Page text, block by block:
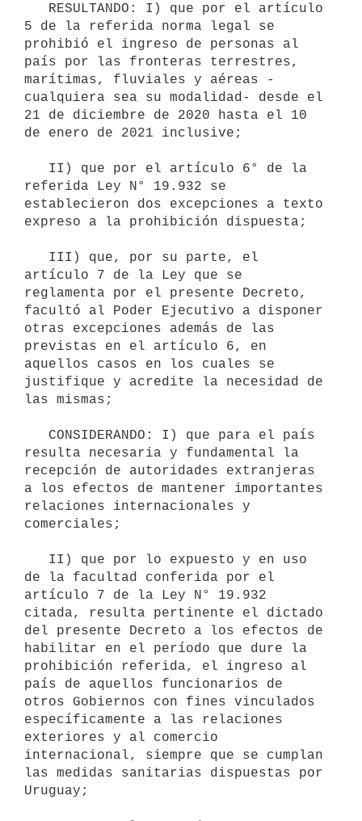
5 de la referida norma legal se
prohibió el ingreso de personas al
país por las fronteras terrestres,
marítimas, fluviales y aéreas -
cualquiera sea su modalidad- desde el
21 de diciembre de 2020 hasta el 10
de enero de 2021 inclusive;
referida Ley N° 19.932 se
establecieron dos excepciones a texto
expreso a la prohibición dispuesta;
artículo 7 de la Ley que se
reglamenta por el presente Decreto,
facultó al Poder Ejecutivo a disponer
otras excepciones además de las
previstas en el artículo 6, en
aquellos casos en los cuales se
justifique y acredite la necesidad de
las mismas;
resulta necesaria y fundamental la
recepción de autoridades extranjeras
a los efectos de mantener importantes
relaciones internacionales y
comerciales;
de la facultad conferida por el
artículo 7 de la Ley N° 19.932
citada, resulta pertinente el dictado
del presente Decreto a los efectos de
habilitar en el período que dure la
prohibición referida, el ingreso al
país de aquellos funcionarios de
otros Gobiernos con fines vinculados
específicamente a las relaciones
exteriores y al comercio
internacional, siempre que se cumplan
las medidas sanitarias dispuestas por
Uruguay;